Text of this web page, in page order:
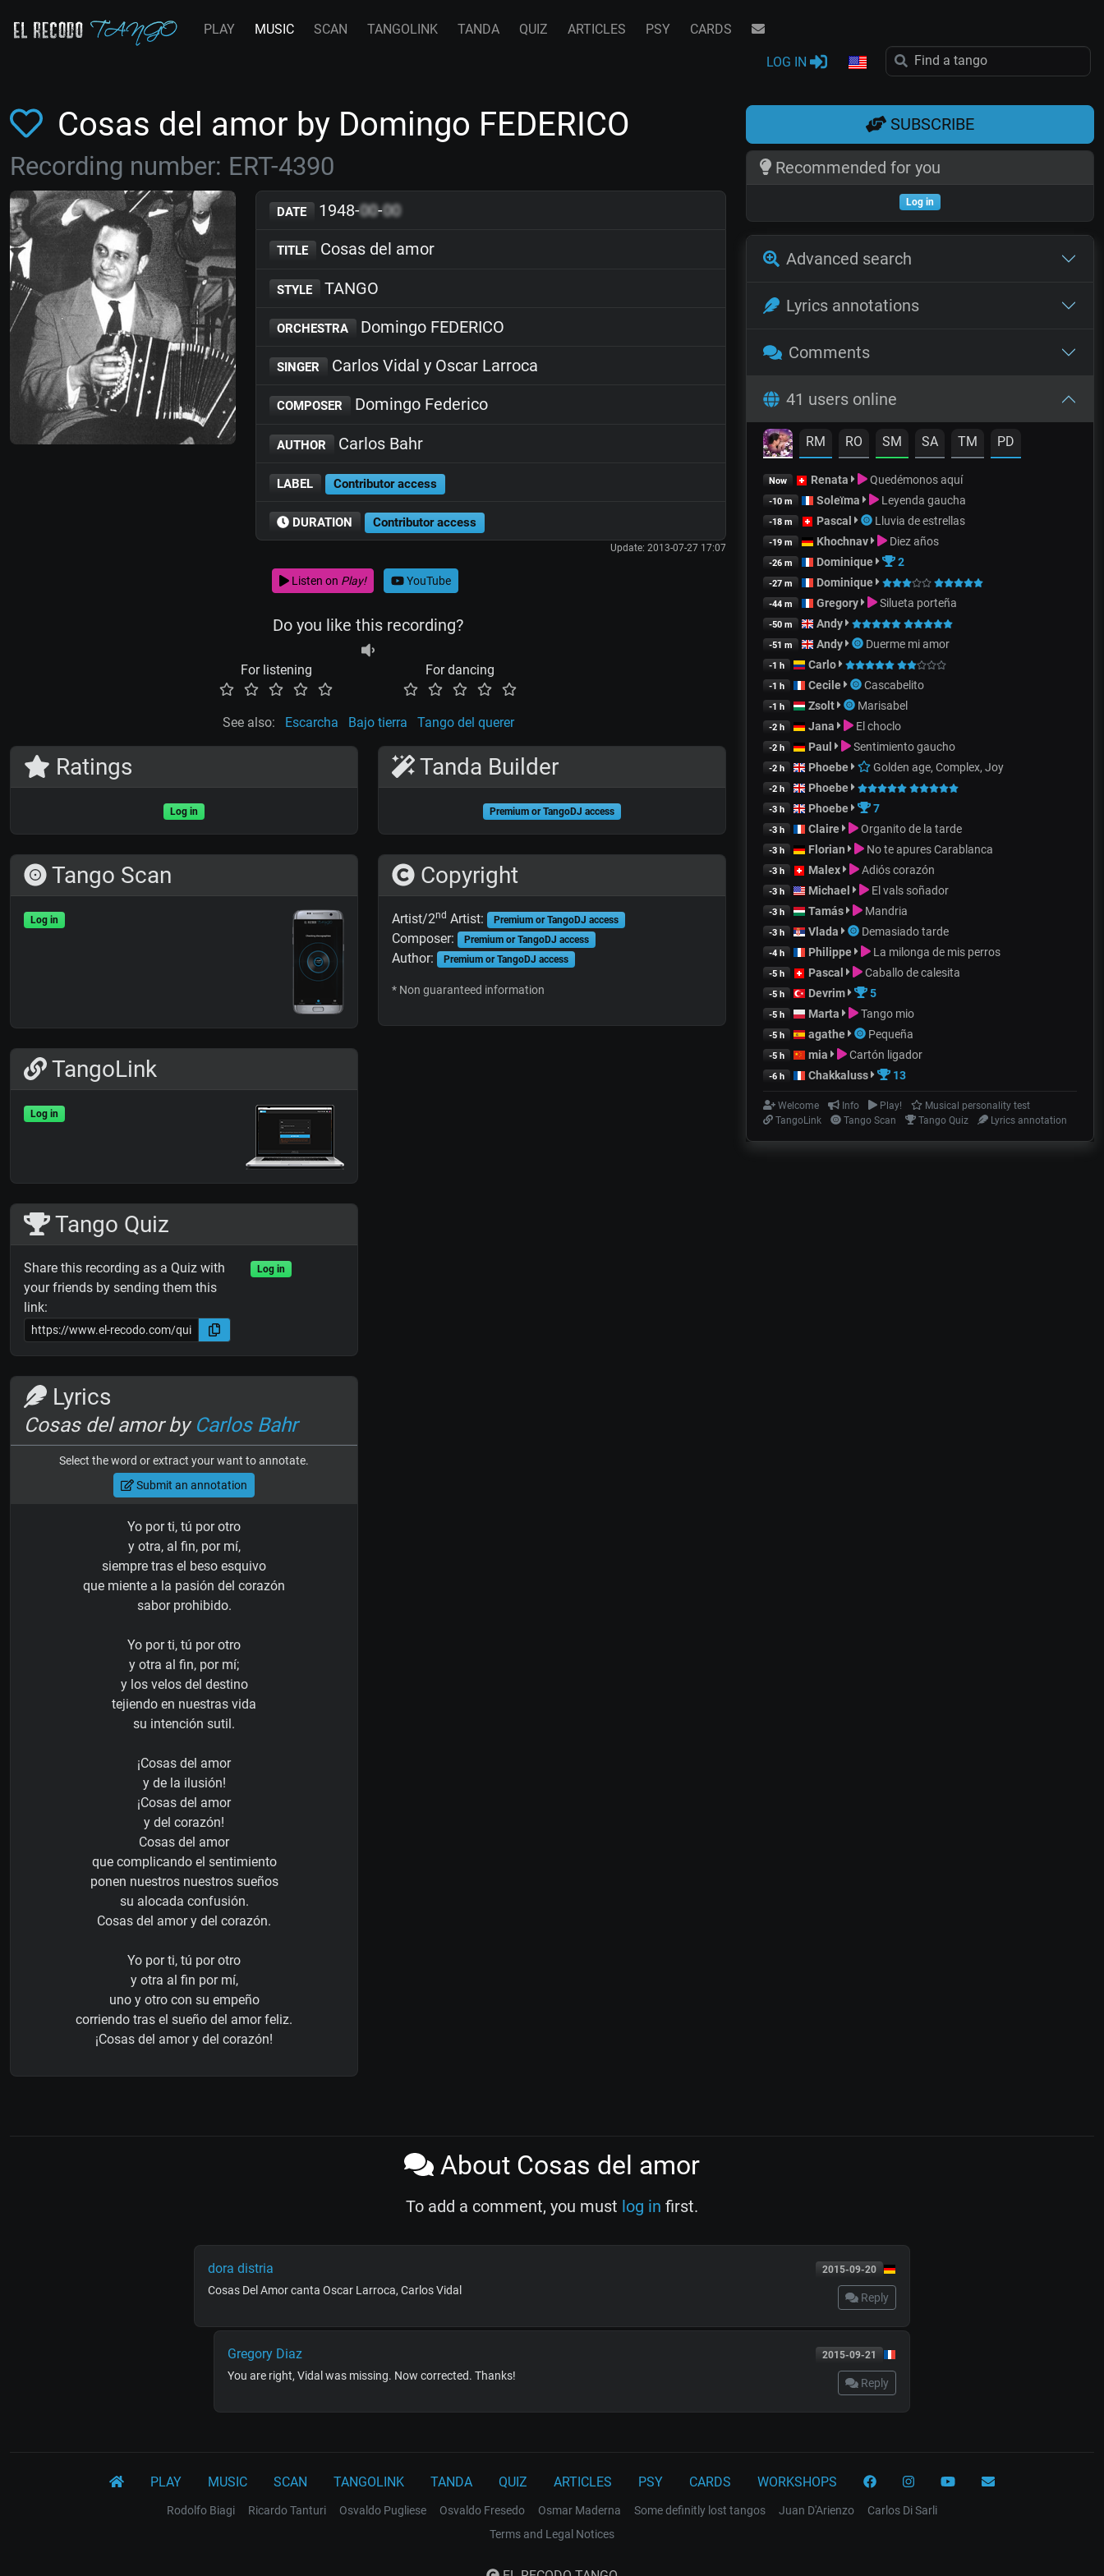
PLAY MUSIC SCAN TANGOLINK TANDA QUIZ ARTICLES PSY CARDS
LOG IN
Cosas del amor by Domingo FEDERICO
Recording number: ERT-4390
DATE 1948-00-00
TITLE Cosas del amor
STYLE TANGO
ORCHESTRA Domingo FEDERICO
SINGER Carlos Vidal y Oscar Larroca
COMPOSER Domingo Federico
AUTHOR Carlos Bahr
LABEL Contributor access
DURATION Contributor access
Update: 2013-07-27 17:07
Listen on Play! YouTube
Do you like this recording?
For listening For dancing
See also: Escarcha Bajo tierra Tango del querer
Ratings
Log in
Tango Scan
Log in
TangoLink
Log in
Tango Quiz
Share this recording as a Quiz with
your friends by sending them this
link:
Log in
Lyrics
Cosas del amor by Carlos Bahr
Select the word or extract your want to annotate.
Submit an annotation
Yo por ti, tú por otro
y otra, al fin, por mí,
siempre tras el beso esquivo
que miente a la pasión del corazón
sabor prohibido.
Yo por ti, tú por otro
y otra al fin, por mí;
y los velos del destino
tejiendo en nuestras vida
su intención sutil.
¡Cosas del amor
y de la ilusión!
¡Cosas del amor
y del corazón!
Cosas del amor
que complicando el sentimiento
ponen nuestros nuestros sueños
su alocada confusión.
Cosas del amor y del corazón.
Yo por ti, tú por otro
y otra al fin por mí,
uno y otro con su empeño
corriendo tras el sueño del amor feliz.
¡Cosas del amor y del corazón!
Tanda Builder
Premium or TangoDJ access
Copyright
Artist/2nd Artist: Premium or TangoDJ access
Composer: Premium or TangoDJ access
Author: Premium or TangoDJ access
* Non guaranteed information
SUBSCRIBE
Recommended for you
Log in
Advanced search
Lyrics annotations
Comments
41 users online
RM RO SM SA TM PD
Now Renata Quedémonos aquí
-10 m Soleïma Leyenda gaucha
-18 m Pascal Lluvia de estrellas
-19 m Khochnav Diez años
-26 m Dominique 2
-27 m Dominique
-44 m Gregory Silueta porteña
-50 m Andy
-51 m Andy Duerme mi amor
-1 h Carlo
-1 h Cecile Cascabelito
-1 h Zsolt Marisabel
-2 h Jana El choclo
-2 h Paul Sentimiento gaucho
-2 h Phoebe Golden age, Complex, Joy
-2 h Phoebe
-3 h Phoebe 7
-3 h Claire Organito de la tarde
-3 h Florian No te apures Carablanca
-3 h Malex Adiós corazón
-3 h Michael El vals soñador
-3 h Tamás Mandria
-3 h Vlada Demasiado tarde
-4 h Philippe La milonga de mis perros
-5 h Pascal Caballo de calesita
-5 h Devrim 5
-5 h Marta Tango mio
-5 h agathe Pequeña
-5 h mia Cartón ligador
-6 h Chakkaluss 13
Welcome Info Play!
Musical personality test
TangoLink
Tango Scan Tango Quiz Lyrics annotation
About Cosas del amor
To add a comment, you must log in first.
2015-09-20
dora distria
Reply
Cosas Del Amor canta Oscar Larroca, Carlos Vidal
2015-09-21
Gregory Diaz
Reply
You are right, Vidal was missing. Now corrected. Thanks!
PLAY MUSIC SCAN TANGOLINK TANDA QUIZ ARTICLES PSY CARDS WORKSHOPS
Rodolfo Biagi Ricardo Tanturi Osvaldo Pugliese Osvaldo Fresedo Osmar Maderna Some definitly lost tangos Juan D'Arienzo
Carlos Di Sarli
Terms and Legal Notices